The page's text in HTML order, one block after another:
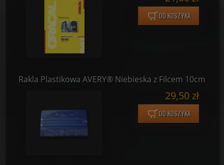
DO KOSZYKA
Rakla Plastikowa AVERY® Niebieska z Filcem 10cm
29,50 zł
DO KOSZYKA